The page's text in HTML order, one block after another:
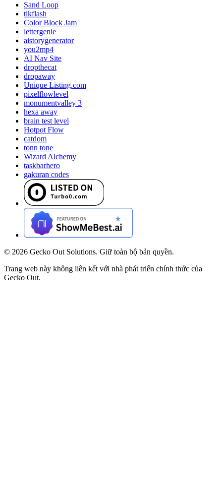
Sand Loop
tikflash
Color Block Jam
lettergenie
aistorygenerator
you2mp4
AI Nav Site
dropthecat
dropaway
Unique Listing.com
pixelflowlevel
monumentvalley 3
hexa away
brain test level
Hotpot Flow
catdom
tonn tone
Wizard Alchemy
taskbarhero
gakuran codes
© 2026 Gecko Out Solutions. Giữ toàn bộ bản quyền.
Trang web này không liên kết với nhà phát triển chính thức của
Gecko Out.